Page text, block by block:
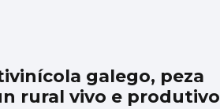
galego, peza
rural vivo e produtivo